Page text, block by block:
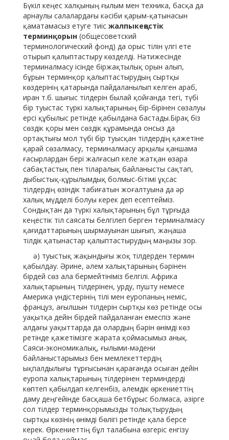
Бүкіл кеңес халқының ғылым мен техника, басқа да
арнаулы салалардағы кәсіби қарым-қатынасын
қаматамасыз етуге тиіс жалпыкеңестік
терминқорын (общесоветский
терминологический фонд) да орыс тілін үлгі ете
отырып қалыптастыру көзделді. Нәтижесінде
терминалмасу ісінде біржақтылық орын алып,
бұрын терминқор қалыптастырудың сыртқы
көздерінің қатарында пайдаланылып келген араб,
иран т.б. шығыс тілдерін былай қойғанда тегі, түбі
бір туыстас түркі халықтарының бір-бірінен сөзалуы
ерсі құбылыс ретінде қабылдана бастады.Бірақ біз
сөздік қоры мен сөздік құрамында онсыз да
ортақтығы мол түбі бір туысқан тілдердің қажетіне
қарай сөзалмасу, терминалмасу арқылы қаншама
ғасырлардан бері жалғасып келе жатқан өзара
сабақтастық пен тіларалық байланысты сақтап,
дыбыстық-құрылымдық болмыс-бітімі ұқсас
тілдердің өзіндік табиғатын жоғалтуына да әр
халық мүдделі болуы керек деп есептейміз.
Сондықтан да түркі халықтарының бұл тұрғыда
кеңестік тіл саясаты белгілеп берген терминалмасу
қағидаттарының шырмауынан шығып, жаңаша
тілдік қатынастар қалыптастырудың маңызы зор.
ә) туыстық жақындығы жоқ тілдерден термин
қабылдау. Әрине, әлем халықтарының бәрінен
бірдей сөз ала бермейтініміз белгілі. Африка
халықтарының тілдерінен, урду, пушту немесе
Америка үндістерінің тілі мен еуропаның неміс,
француз, ағылшын тілдерін сыртқы көз ретінде осы
уақытқа дейін бірдей пайдаланған емеспіз және
алдағы уақыттарда да олардың бәрін өнімді көз
ретінде қажетімізге жарата қоймасымыз анық.
Саяси-экономикалық, ғылыми-мәдени
байланыстарымыз бен мемлекеттердің
ықпалдылығы тұрғысынан қарағанда осыған дейін
еуропа халықтарының тілдерінен терминдерді
көптеп қабылдап келгенбіз, әлемдік өркениеттің
даму деңгейінде басқаша бетбұрыс болмаса, әзірге
сол тілдер терминқорымызды толықтырудың
сыртқы көзінің өнімді бөлігі ретінде қала берсе
керек. Өркениеттің бұл талабына өзгеріс енгізу